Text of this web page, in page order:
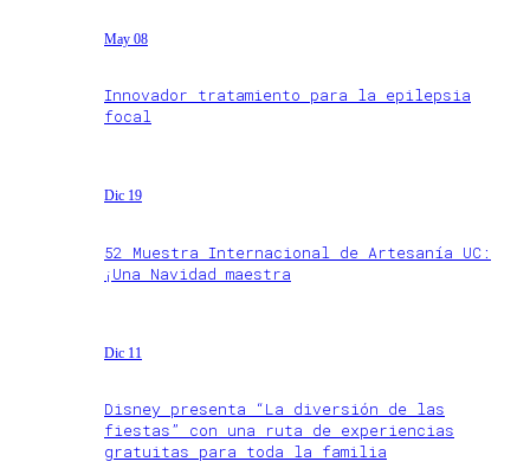
May 08
Innovador tratamiento para la epilepsia
focal
Dic 19
52 Muestra Internacional de Artesanía UC:
¡Una Navidad maestra
Dic 11
Disney presenta “La diversión de las
fiestas” con una ruta de experiencias
gratuitas para toda la familia